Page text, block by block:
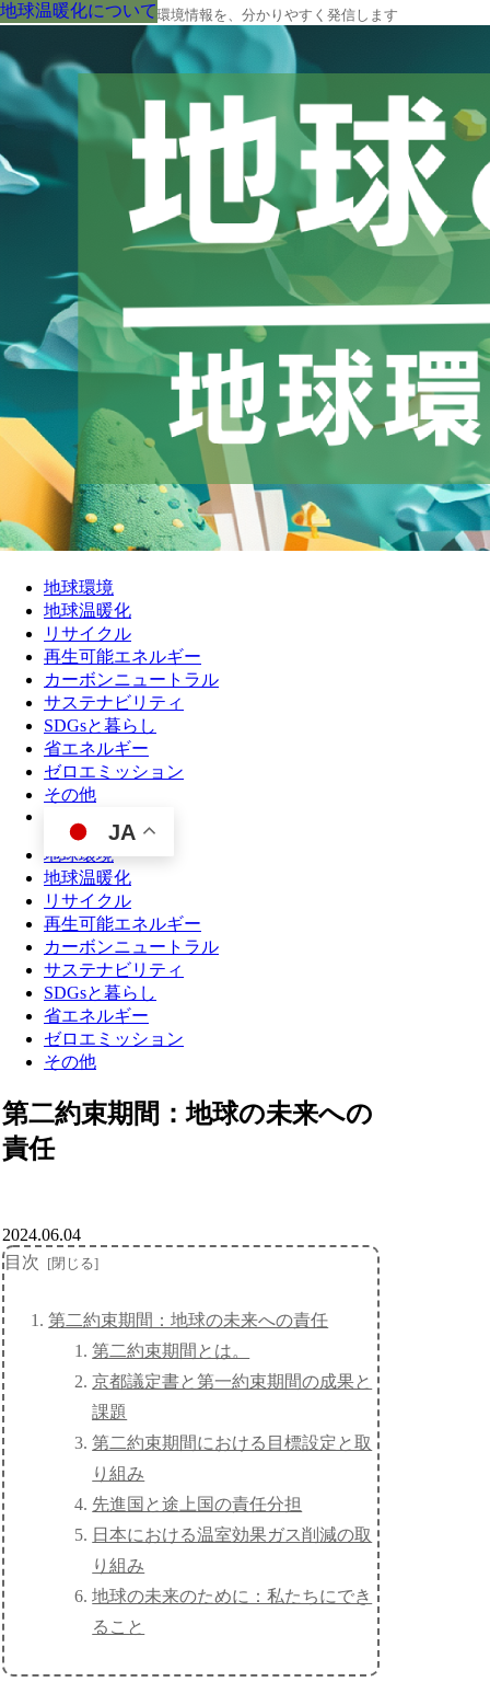
地球の今と未来に役立つ環境情報を、分かりやすく発信します
地球環境
地球温暖化
リサイクル
再生可能エネルギー
カーボンニュートラル
サステナビリティ
SDGsと暮らし
省エネルギー
ゼロエミッション
その他
JA
地球環境
地球温暖化
リサイクル
再生可能エネルギー
カーボンニュートラル
サステナビリティ
SDGsと暮らし
省エネルギー
ゼロエミッション
その他
第二約束期間：地球の未来への
責任
地球温暖化について
2024.06.04
目次
第二約束期間：地球の未来への責任
第二約束期間とは。
京都議定書と第一約束期間の成果と
課題
第二約束期間における目標設定と取
り組み
先進国と途上国の責任分担
日本における温室効果ガス削減の取
り組み
地球の未来のために：私たちにでき
ること
地球温暖化について
地球温暖化について
地球温暖化について
地球温暖化について
地球温暖化について
地球温暖化について
地球温暖化について
地球温暖化について